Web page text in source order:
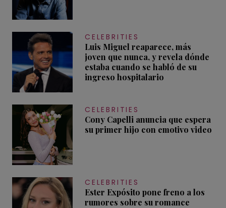
CELEBRITIES
Luis Miguel reaparece, más
joven que nunca, y revela dónde
estaba cuando se habló de su
ingreso hospitalario
CELEBRITIES
Cony Capelli anuncia que espera
su primer hijo con emotivo video
CELEBRITIES
Ester Expósito pone freno a los
rumores sobre su romance